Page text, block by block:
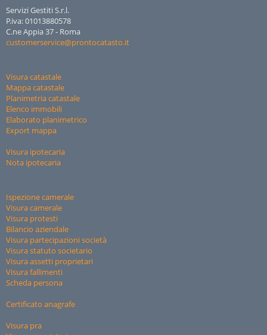
Servizi Gestiti S.r.l.
P.iva: 01013880578
C.ne Appia 37 - Roma
customerservice@prontocatasto.it
Visura catastale
Mappa catastale
Planimetria catastale
Elenco immobili
Elaborato planimetrico
Export mappa
Visura ipotecaria
Nota ipotecaria
Ispezione camerale
Visura camerale
Visura protesti
Bilancio aziendale
Visura partecipazioni società
Visura statuto societario
Visura assetti proprietari
Visura fallimenti
Scheda persona
Certificato anagrafe
Visura pra